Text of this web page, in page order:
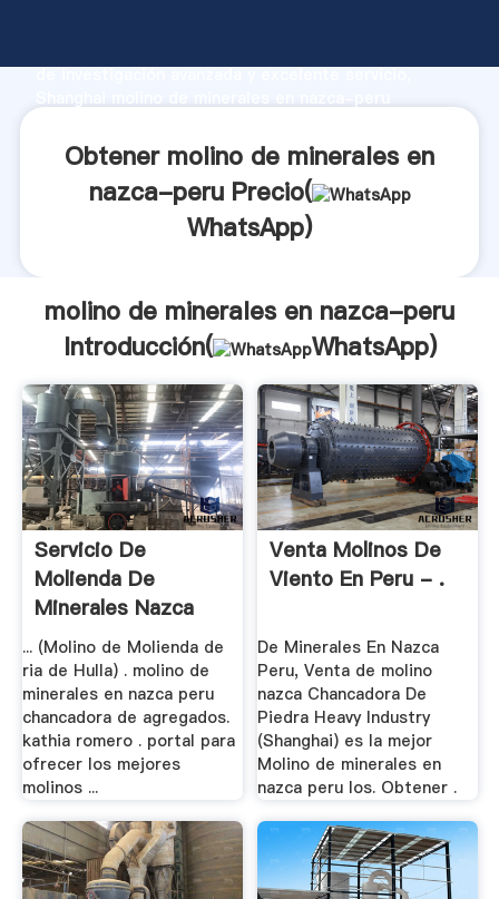
de investigación avanzada y excelente servicio,
clientes.
Obtener molino de minerales en
nazca-peru Precio(
WhatsApp)
molino de minerales en nazca-peru
Introducción(
WhatsApp)
Servicio De
Molienda De
Minerales Nazca
Lima Peru
... (Molino de Molienda de
ria de Hulla) . molino de
minerales en nazca peru
chancadora de agregados.
kathia romero . portal para
ofrecer los mejores
molinos ...
Venta Molinos De
Viento En Peru - .
De Minerales En Nazca
Peru, Venta de molino
nazca Chancadora De
Piedra Heavy Industry
(Shanghai) es la mejor
Molino de minerales en
nazca peru los. Obtener .